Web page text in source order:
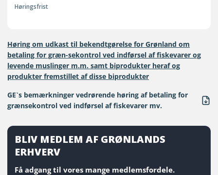
Høringsfrist
Høring om udkast til bekendtgørelse for Grønland om
betaling for græn-sekontrol ved indførsel af fiskevarer og
levende muslinger m.m. samt biprodukter heraf og
produkter fremstillet af disse biprodukter
GE`s bemærkninger vedrørende høring af betaling for
grænsekontrol ved indførsel af fiskevarer mv.
BLIV MEDLEM AF GRØNLANDS
ERHVERV
Få adgang til vores mange medlemsfordele.